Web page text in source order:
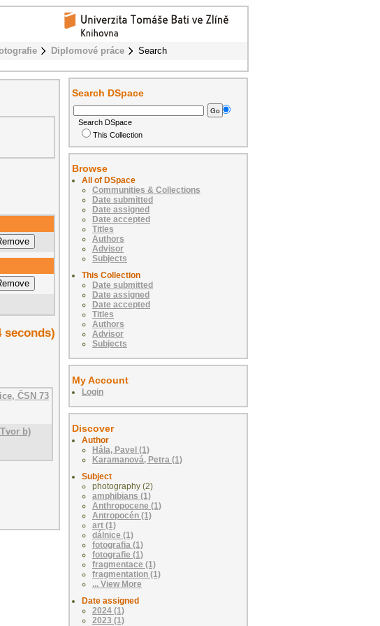
Diplomové práce Search
ČSN 73
b)
Search DSpace
Search DSpace
This Collection
Browse
All of DSpace
Communities & Collections
Date submitted
Date assigned
Date accepted
Titles
Authors
Advisor
Subjects
This Collection
Date submitted
Date assigned
Date accepted
Titles
Authors
Advisor
Subjects
My Account
Login
Discover
Author
Hála, Pavel (1)
Karamanová, Petra (1)
Subject
photography (2)
amphibians (1)
Anthropocene (1)
Antropocén (1)
art (1)
dálnice (1)
fotografia (1)
fotografie (1)
fragmentace (1)
fragmentation (1)
... View More
Date assigned
2024 (1)
2023 (1)